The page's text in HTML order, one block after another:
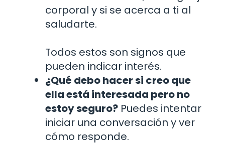
corporal y si se acerca a ti al
saludarte.
Todos estos son signos que
pueden indicar interés.
¿Qué debo hacer si creo que
ella está interesada pero no
estoy seguro? Puedes intentar
iniciar una conversación y ver
cómo responde.